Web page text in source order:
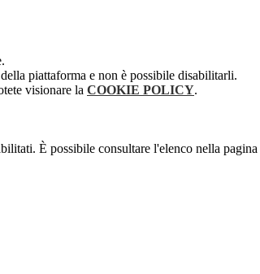
piattaforma e non è possibile disabilitarli.
visionare la COOKIE POLICY.
È possibile consultare l'elenco nella